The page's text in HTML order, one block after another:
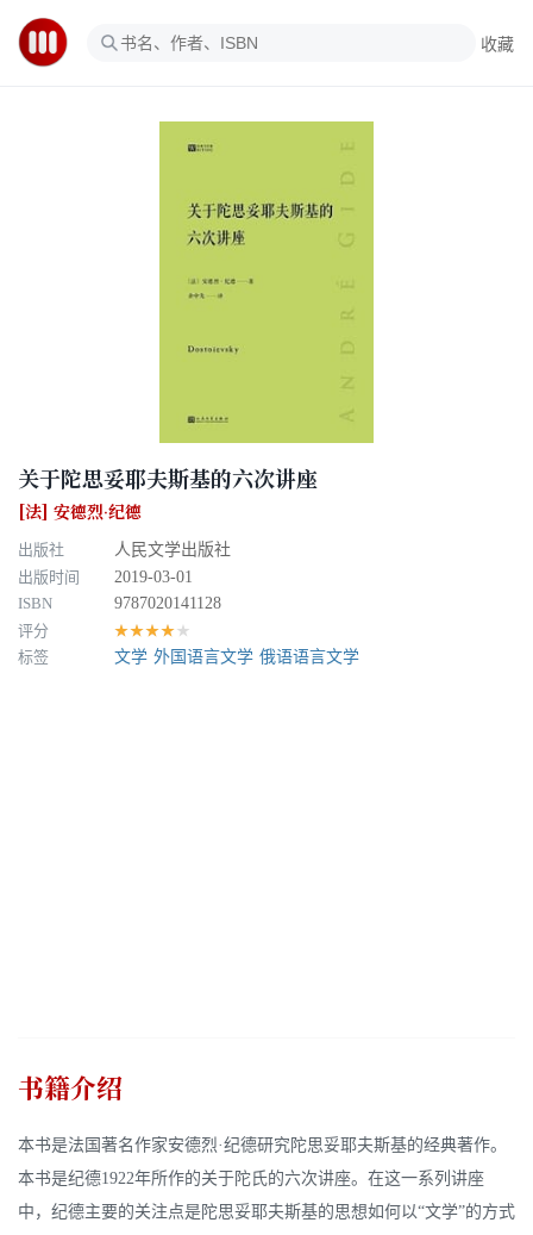
收藏
关于陀思妥耶夫斯基的六次讲座
[法] 安德烈·纪德
出版社
人民文学出版社
出版时间
2019-03-01
ISBN
9787020141128
评分
★★★★★
标签 文学 外国语言文学 俄语语言文学
书籍介绍
本书是法国著名作家安德烈·纪德研究陀思妥耶夫斯基的经典著作。
本书是纪德1922年所作的关于陀氏的六次讲座。在这一系列讲座
中，纪德主要的关注点是陀思妥耶夫斯基的思想如何以“文学”的方式